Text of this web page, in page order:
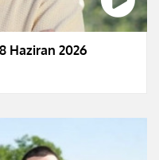
Haziran 2026